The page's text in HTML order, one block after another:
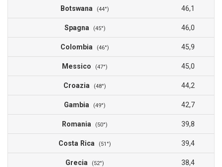
Botswana (44°) 46,1
Spagna (45°) 46,0
Colombia (46°) 45,9
Messico (47°) 45,0
Croazia (48°) 44,2
Gambia (49°) 42,7
Romania (50°) 39,8
Costa Rica (51°) 39,4
Grecia (52°) 38,4